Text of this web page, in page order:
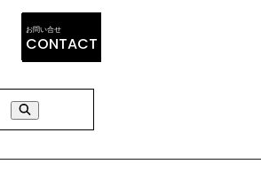
お問い合せ
CONTACT